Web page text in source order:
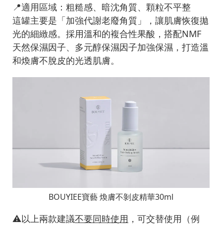
📍適用區域：粗糙感、暗沈角質、顆粒不平整
這罐主要是「加強代謝老廢角質」，讓肌膚恢復拋
光的細緻感。採用溫和的複合性果酸，搭配NMF
天然保濕因子、多元醇保濕因子加強保濕，打造溫
和煥膚不脫皮的光透肌膚。
BOUYIEE寶藝 煥膚不剝皮精華30ml
⚠️以上兩款建議不要同時使用 ，可交替使用（例